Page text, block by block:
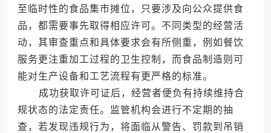
至临时性的食品集市摊位，只要涉及向公众提供食
品，都需要事先取得相应许可。不同类型的经营活
动，其审查重点和具体要求会有所侧重，例如餐饮
服务更注重加工过程的卫生控制，而食品制造则可
能对生产设备和工艺流程有更严格的标准。
成功获取许可证后，经营者便负有持续维持合
规状态的法定责任。监管机构会进行不定期的抽
查，若发现违规行为，将面临从警告、罚款到吊销